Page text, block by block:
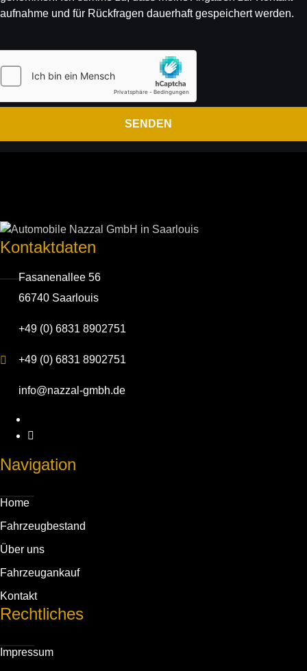
aufnahme und für Rück­fragen dauer­haft gespeichert werden.
Kontakt­daten
Fasanenallee 56
66740 Saarlouis
+49 (0) 6831 8902751
+49 (0) 6831 8902751
info@nazzal-gmbh.de
Navigation
Home
Fahrzeug­bestand
Über uns
Fahrzeug­ankauf
Kontakt
Rechtliches
Impressum